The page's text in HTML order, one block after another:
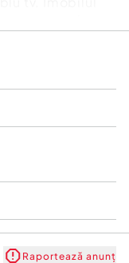
se la o
Jiu Pret:
Raportează anunț